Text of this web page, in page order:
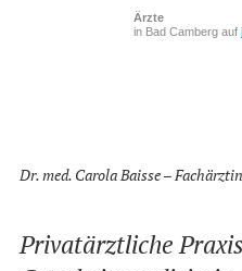
Ärzte
in Bad Camberg auf
Dr. med. Carola Baisse –
Privatärztliche